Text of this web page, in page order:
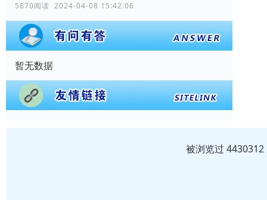
5870阅读 2024-04-08 15:42:06
暂无数据
被浏览过